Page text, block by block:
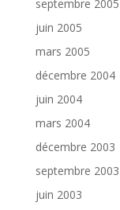
septembre 2005
juin 2005
mars 2005
décembre 2004
juin 2004
mars 2004
décembre 2003
septembre 2003
juin 2003